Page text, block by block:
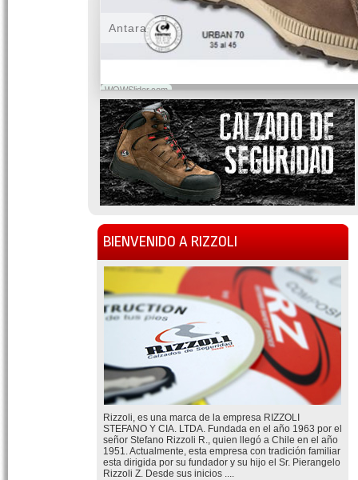
WOWSlider.com
Antara
BIENVENIDO A RIZZOLI
Rizzoli, es una marca de la empresa RIZZOLI
STEFANO Y CIA. LTDA. Fundada en el año 1963 por el
señor Stefano Rizzoli R., quien llegó a Chile en el año
1951. Actualmente, esta empresa con tradición familiar
esta dirigida por su fundador y su hijo el Sr. Pierangelo
Rizzoli Z. Desde sus inicios ....